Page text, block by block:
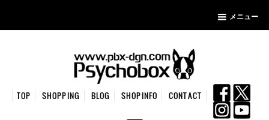
メニュー
TOP SHOPPING BLOG SHOPINFO CONTACT